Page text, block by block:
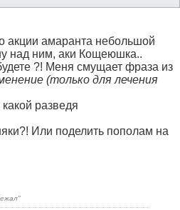
акции амаранта небольшой
над ним, аки Кощеюшка..
?! Меня смущает фраза из
(только для лечения
разведя
Или поделить пополам на